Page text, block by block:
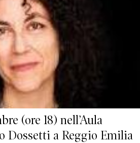
(ore 18) nell’Aula
Dossetti a Reggio Emilia